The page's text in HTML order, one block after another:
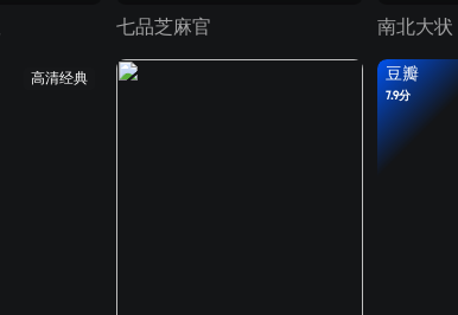
七品芝麻官 南北大状
高清经典 豆瓣
7.9分